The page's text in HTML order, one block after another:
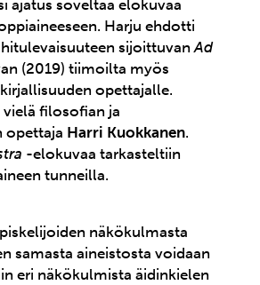
ajatus soveltaa elokuvaa
Harju ehdotti
sijoittuvanAd
(2019) tiimoilta myös
opettajalle.
filosofian ja
opettaja Harri Kuokkanen.
-elokuvaa tarkasteltiin
tunneilla.
näkökulmasta
samasta aineistosta voidaan
eri näkökulmista äidinkielen